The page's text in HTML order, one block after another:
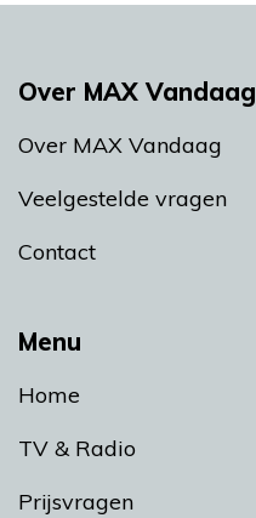
Menu
Home
TV & Radio
Prijsvragen
Over MAX Vandaag
Over MAX Vandaag
Veelgestelde vragen
Contact